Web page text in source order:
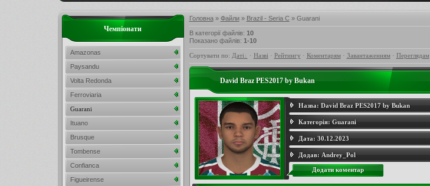
Головна» Файли» Brazil - Seria C» Guarani
В категорії файлів: 10
Показано файлів: 1-10
Сортувати по: Даті · Назві · Рейтингу · Коментарям· Завантаженням· Переглядам
David Braz PES2017 by Bukan
Назва: David Braz PES2017 by Bukan
Категорія: Guarani
Дата: 30.12.2023
Додав: Andrey_Pol
Додати коментар
Чемпіонати
Amazonas
Paysandu
Volta Redonda
Ferroviaria
Guarani
Ituano
Brusque
Tombense
Confianca
Figueirense